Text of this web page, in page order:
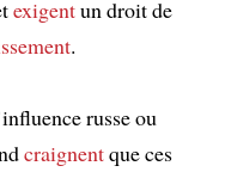
exigentun droit de
.
russe ou
craignentque ces